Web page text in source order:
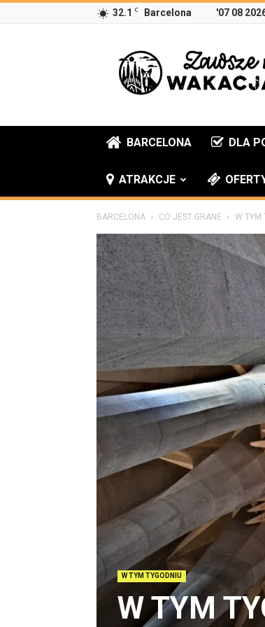
32.1 C Barcelona '07 08
Zawsze
na
wakacjach
BARCELONA DLA
ATRAKCJE
BARCELONA CO JEST GRANE W TYM
W TYM TYGODNIU
W TYM